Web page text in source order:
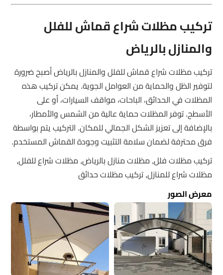
تركيب مظلات شراع قماش للفلل
والمنازل بالرياض
تركيب مظلات شراع قماش للفلل والمنازل بالرياض أصبح ضرورة
لتوفير الظل والحماية من العوامل الجوية. يمكن تركيب هذه
المظلات في الحدائق، الباحات، مواقف السيارات، أو على
الأسطح. توفر المظلات حماية عالية من الشمس والأمطار،
بالإضافة إلى تعزيز الشكل الجمالي للمكان. التركيب يتم بواسطة
فرق محترفة لضمان سلامة التثبيت وجودة القماش المستخدم.
تركيب مظلات فلل, مظلات منازل بالرياض, مظلات شراع للفلل,
مظلات شراع للمنازل, تركيب مظلات حدائق
معرض الصور